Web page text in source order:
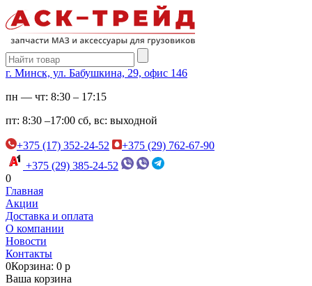
г. Минск, ул. Бабушкина, 29, офис 146
пн — чт: 8:30 – 17:15
пт: 8:30 –17:00 сб, вс: выходной
+375 (17) 352-24-52
+375 (29) 762-67-90
+375 (29) 385-24-52
0
Главная
Акции
Доставка и оплата
О компании
Новости
Контакты
0Корзина: 0 р
Ваша корзина